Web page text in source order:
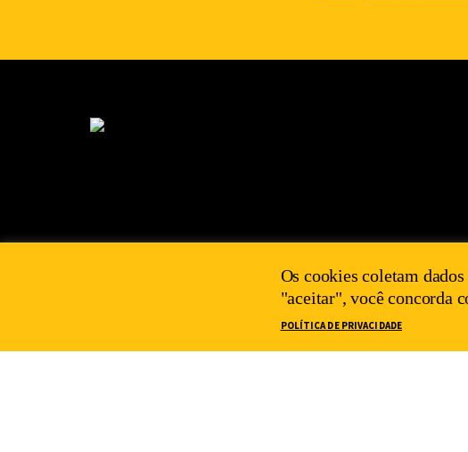
POLÍTICA DE PRIVACIDADE
Os cookies coletam
"aceitar", você concorda
POLÍTICA DE PRIVACIDADE